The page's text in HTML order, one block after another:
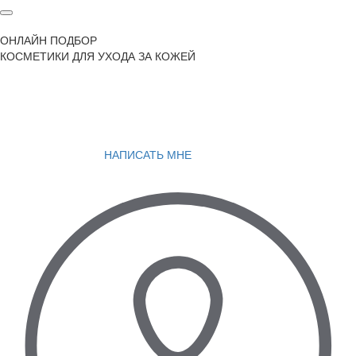
ОНЛАЙН ПОДБОР
КОСМЕТИКИ ДЛЯ УХОДА ЗА КОЖЕЙ
НАПИСАТЬ МНЕ